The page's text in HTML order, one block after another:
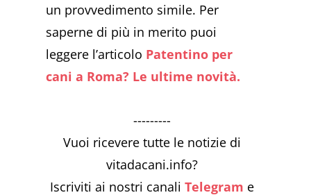
un provvedimento simile. Per
saperne di più in merito puoi
leggere l’articolo Patentino per
cani a Roma? Le ultime novità.
---------
Vuoi ricevere tutte le notizie di
vitadacani.info?
Iscriviti ai nostri canaliTelegram e